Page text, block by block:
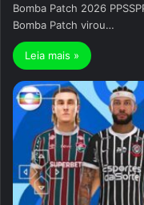
Bomba Patch 2026
Bomba Patch virou…
Leia mais »